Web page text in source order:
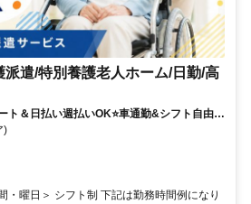
遣/特別養護老人ホーム/日勤/高
ト＆日払い週払いOK⭐️車通勤&シフト自由⭐️
)
・曜日＞ シフト制 下記は勤務時間例になり